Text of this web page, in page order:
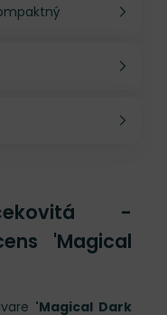
-
'Magical
'Magical Dark